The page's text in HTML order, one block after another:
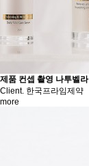
제품 컨셉 촬영 나투벨라
Client. 한국프라임제약
more